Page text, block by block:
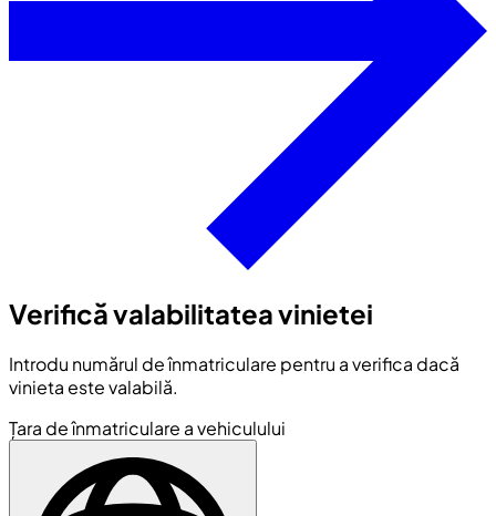
Verifică valabilitatea vinietei
Introdu numărul de înmatriculare pentru a verifica dacă
vinieta este valabilă.
Țara de înmatriculare a vehiculului